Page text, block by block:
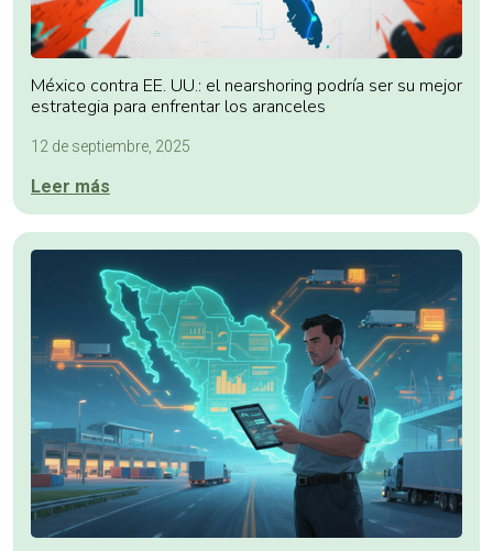
México contra EE. UU.: el nearshoring podría ser su mejor
estrategia para enfrentar los aranceles
12 de septiembre, 2025
Leer más